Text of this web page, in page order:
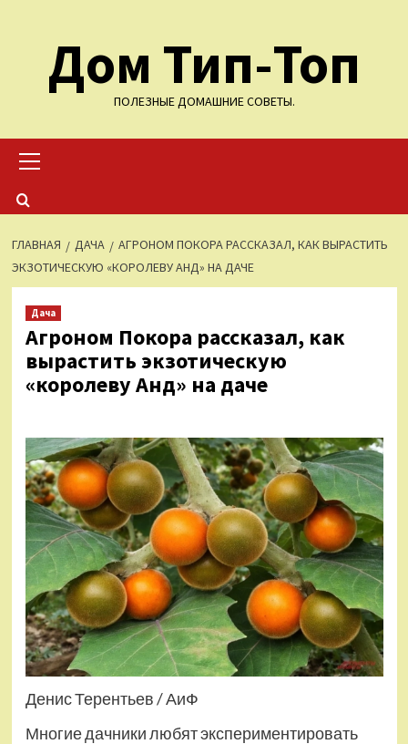
содержимомуДом Тип-Топ
ПОЛЕЗНЫЕ ДОМАШНИЕ СОВЕТЫ.
меню
ГЛАВНАЯ ДАЧА
АГРОНОМ ПОКОРА РАССКАЗАЛ, КАК ВЫРАСТИТЬ
ЭКЗОТИЧЕСКУЮ «КОРОЛЕВУ АНД» НА ДАЧЕ
Дача
Агроном Покора рассказал, как
вырастить экзотическую
«королеву Анд» на даче
Денис Терентьев / АиФ
Многие дачники любят экспериментировать